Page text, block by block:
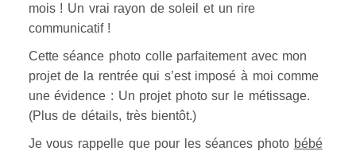
mois ! Un vrai rayon de soleil et un rire
communicatif !
Cette séance photo colle parfaitement avec mon
projet de la rentrée qui s’est imposé à moi comme
une évidence : Un projet photo sur le métissage.
(Plus de détails, très bientôt.)
Je vous rappelle que pour les séances photo bébé